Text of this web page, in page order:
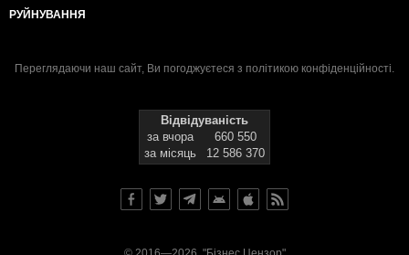
РУЙНУВАННЯ
Переглядаючи наш сайт, Ви погоджуєтеся з політикою конфіденційності.
Відвідуваність
за вчора
660 550
за місяць
12 586 370